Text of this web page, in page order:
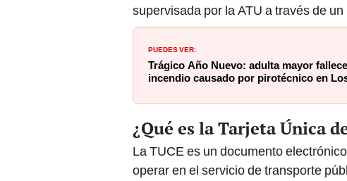
supervisada por la ATU a través de
PUEDES VER:
Trágico Año Nuevo: adulta mayor
incendio causado por pirotécnico en
¿Qué es la Tarjeta Única
La TUCE es un documento
operar en el servicio de transporte